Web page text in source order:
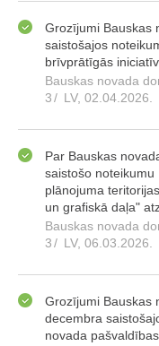
Grozījumi Bauskas
saistošajos
brīvprātīgās
Bauskas novada
3/ LV, 02.04.2026.
Par Bauskas
saistošo noteikumu
plānojuma
un grafiskā daļa"
Bauskas novada
3/ LV, 06.03.2026.
Grozījumi Bauskas
decembra
novada